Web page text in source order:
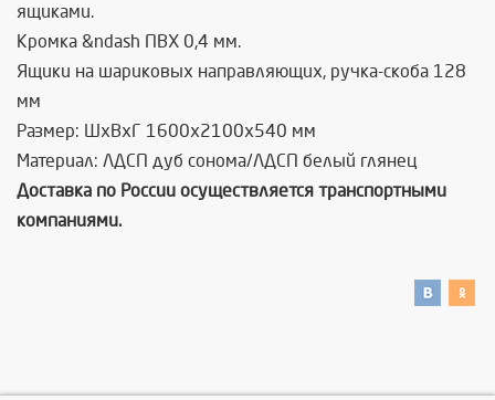
ящиками.
Кромка &ndash ПВХ 0,4 мм.
Ящики на шариковых направляющих, ручка-скоба 128
мм
Размер: ШхВхГ 1600х2100х540 мм
Материал: ЛДСП дуб сонома/ЛДСП белый глянец
Доставка по России осуществляется транспортными
компаниями.